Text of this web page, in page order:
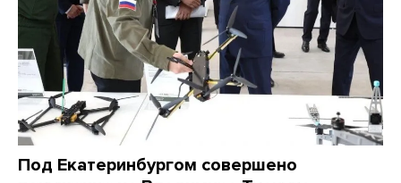
Под Екатеринбургом совершено